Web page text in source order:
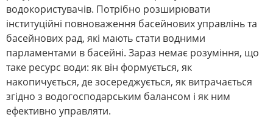
водокористувачів. Потрібно розширювати
інституційні повноваження басейнових управлінь та
басейнових рад, які мають стати водними
парламентами в басейні. Зараз немає розуміння, що
таке ресурс води: як він формується, як
накопичується, де зосереджується, як витрачається
згідно з водогосподарським балансом і як ним
ефективно управляти.